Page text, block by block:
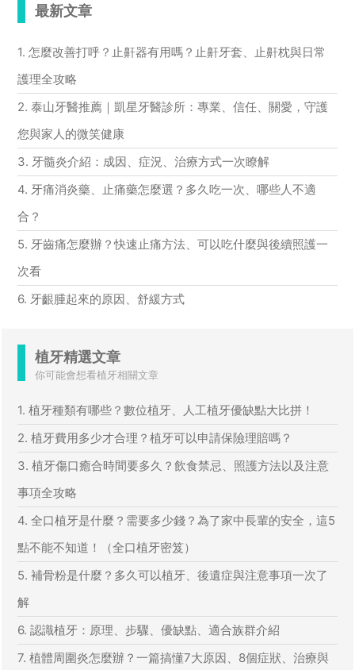
最新文章
1. 怎麼改善打呼？止鼾器有用嗎？止鼾牙套、止鼾枕與日常
護理全攻略
2. 泰山牙醫推薦｜凱星牙醫診所：專業、信任、關愛，守護
您與家人的微笑健康
3. 牙髓炎介紹：成因、症況、治療方式一次瞭解
4. 牙痛消炎藥、止痛藥怎麼選？多久吃一次、哪些人不適
合？
5. 牙齒痛怎麼辦？快速止痛方法、可以吃什麼與後續照護一
次看
6. 牙齦腫起來的原因、舒緩方式
植牙精選文章
你可能會想看植牙相關文章
1. 植牙種類有哪些？數位植牙、人工植牙優缺點大比拼！
2. 植牙費用多少才合理？植牙可以申請保險理賠嗎？
3. 植牙傷口癒合時間要多久？飲食禁忌、照護方法以及注意
事項全攻略
4. 全口植牙是什麼？需要多少錢？為了家中長輩的安全，這5
點不能不知道！（全口植牙密笈）
5. 補骨粉是什麼？多久可以植牙、後遺症與注意事項一次了
解
6. 認識植牙：原理、步驟、優缺點、適合族群介紹
7. 植體周圍炎怎麼辦？一篇搞懂7大原因、8個症狀、治療與